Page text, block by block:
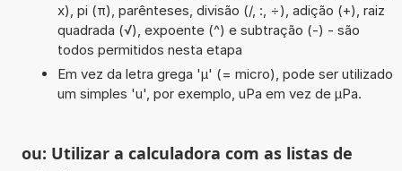
x), pi (π), parênteses, divisão (/, :, ÷), adição (+), raiz
quadrada (√), expoente (^) e subtração (-) - são
todos permitidos nesta etapa
Em vez da letra grega 'µ' (= micro), pode ser utilizado
um simples 'u', por exemplo, uPa em vez de µPa.
ou: Utilizar a calculadora com as listas de